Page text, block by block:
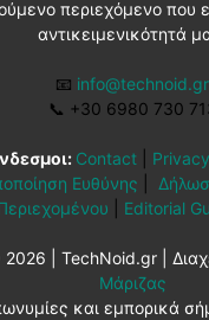
περιεχόμενο που
αντικειμενικότητά
📧 info@technoid.gr
📞 +30 6980 730
Contact
Ευθύνης
Editorial
| TechNoid.gr |
Μάριζας
και εμπορικά